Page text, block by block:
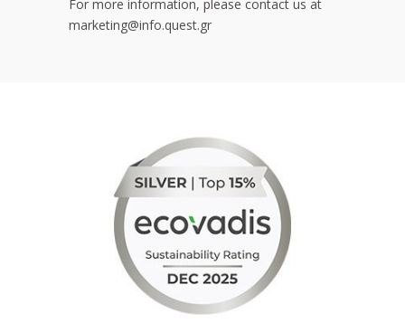
For more information, please contact us at
marketing@info.quest.gr